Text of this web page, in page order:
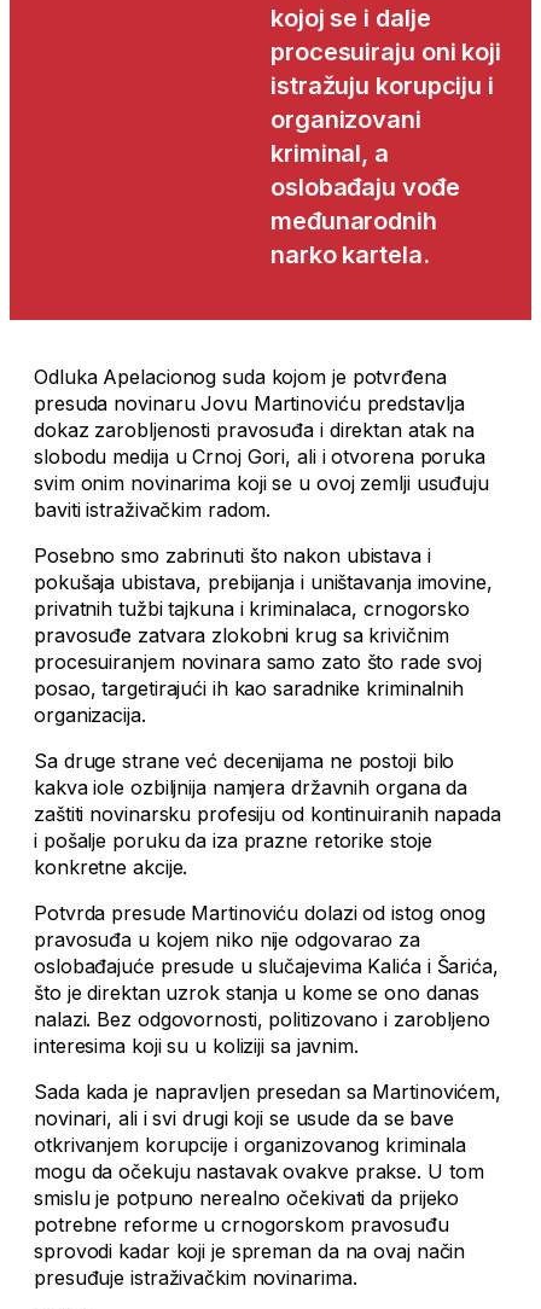
kojoj se i dalje
procesuiraju oni koji
istražuju korupciju i
organizovani
kriminal, a
oslobađaju vođe
međunarodnih
narko kartela.
Odluka Apelacionog suda kojom je potvrđena
presuda novinaru Jovu Martinoviću predstavlja
dokaz zarobljenosti pravosuđa i direktan atak na
slobodu medija u Crnoj Gori, ali i otvorena poruka
svim onim novinarima koji se u ovoj zemlji usuđuju
baviti istraživačkim radom.
Posebno smo zabrinuti što nakon ubistava i
pokušaja ubistava, prebijanja i uništavanja imovine,
privatnih tužbi tajkuna i kriminalaca, crnogorsko
pravosuđe zatvara zlokobni krug sa krivičnim
procesuiranjem novinara samo zato što rade svoj
posao, targetirajući ih kao saradnike kriminalnih
organizacija.
Sa druge strane već decenijama ne postoji bilo
kakva iole ozbiljnija namjera državnih organa da
zaštiti novinarsku profesiju od kontinuiranih napada
i pošalje poruku da iza prazne retorike stoje
konkretne akcije.
Potvrda presude Martinoviću dolazi od istog onog
pravosuđa u kojem niko nije odgovarao za
oslobađajuće presude u slučajevima Kalića i Šarića,
što je direktan uzrok stanja u kome se ono danas
nalazi. Bez odgovornosti, politizovano i zarobljeno
interesima koji su u koliziji sa javnim.
Sada kada je napravljen presedan sa Martinovićem,
novinari, ali i svi drugi koji se usude da se bave
otkrivanjem korupcije i organizovanog kriminala
mogu da očekuju nastavak ovakve prakse. U tom
smislu je potpuno nerealno očekivati da prijeko
potrebne reforme u crnogorskom pravosuđu
sprovodi kadar koji je spreman da na ovaj način
presuđuje istraživačkim novinarima.